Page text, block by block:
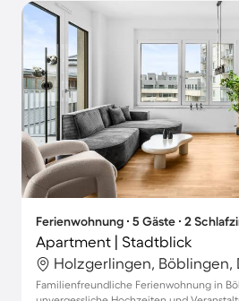
Ferienwohnung ∙ 5 Gäste ∙ 2
Apartment | Stadtblick
Holzgerlingen, Böblingen,
Familienfreundliche Ferienwohnung in